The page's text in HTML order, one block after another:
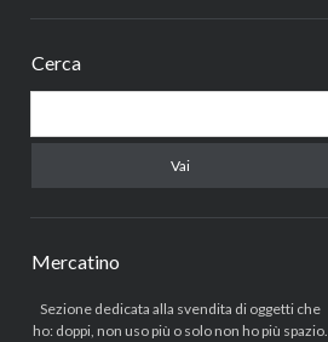
laterale
Cerca
Mercatino
Sezione dedicata alla svendita di oggetti che
ho: doppi, non uso più o solo non ho più spazio.